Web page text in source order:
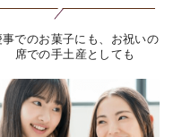
事でのお菓子にも、お祝いの
席での手土産としても